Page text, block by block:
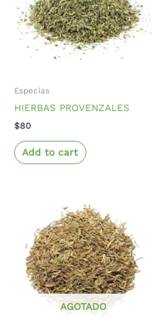
Especias
HIERBAS PROVENZALES
$80
Add to cart
AGOTADO